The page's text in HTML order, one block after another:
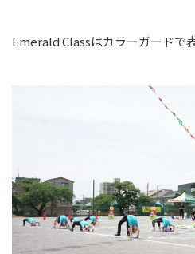
Emerald Classはカラーガードで